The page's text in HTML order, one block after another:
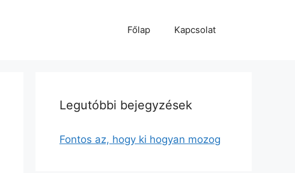
Főlap Kapcsolat
Legutóbbi bejegyzések
Fontos az, hogy ki hogyan mozog